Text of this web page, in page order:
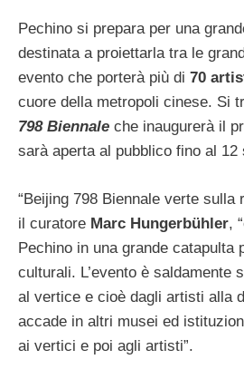
Pechino si prepara per una
destinata a proiettarla tra le
evento che porterà più di 70
cuore della metropoli cinese. Si
798 Biennale che inaugurerà il
sarà aperta al pubblico fino al 12
“Beijing 798 Biennale verte sulla
il curatore Marc Hungerbühler,
Pechino in una grande catapulta
culturali. L’evento è saldamente
al vertice e cioè dagli artisti alla
accade in altri musei ed
ai vertici e poi agli artisti”.